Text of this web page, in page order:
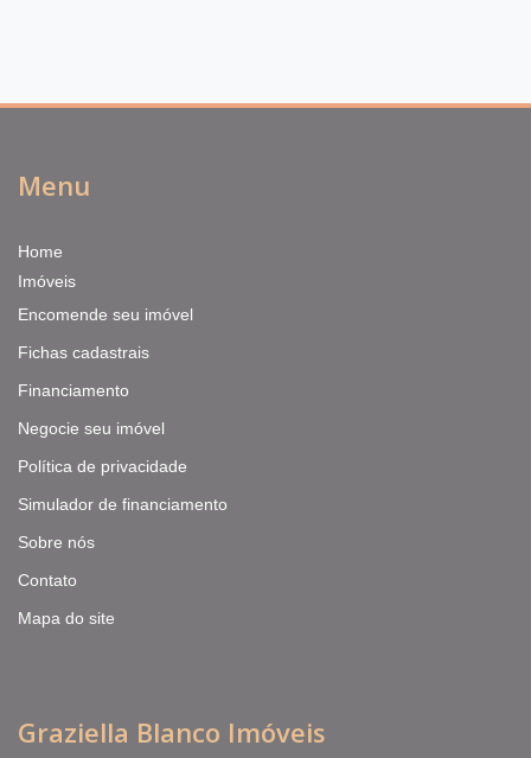
Menu
Home
Imóveis
Encomende seu imóvel
Fichas cadastrais
Financiamento
Negocie seu imóvel
Política de privacidade
Simulador de financiamento
Sobre nós
Contato
Mapa do site
Graziella Blanco Imóveis